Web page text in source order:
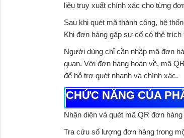
liệu truy xuất chính xác cho từng
Sau khi quét mã thành công, hệ
Khi đơn hàng gặp sự cố có thê
Người dùng chỉ cần nhập mã đơn
quan. Với đơn hàng hoàn về, mã
để hỗ trợ quét nhanh và chính xác.
CHỨC NĂNG CỦA
Nhận diện và quét mã QR đơn
Tra cứu số lượng đơn hàng trong